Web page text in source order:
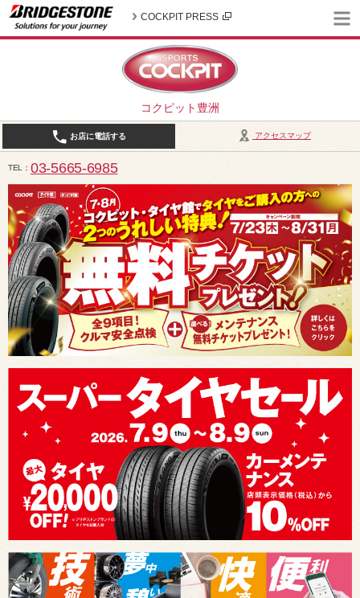
コクピット豊洲
COCKPIT PRESS
アクセスマップ
お店に電話する
TEL 03-5665-6985
10:30～19:00（作業受付18:00まで） / 定休日：2026年8月は、5日(水)、12日(水)、19日(水)、24